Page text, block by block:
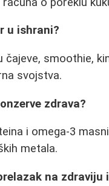
u ishrani?
smoothie,
svojstva.
zdrava?
i omega-3
metala.
na zdraviju